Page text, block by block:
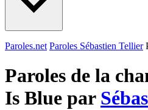
Paroles.net Paroles Sébastien Tellier
Paroles de la
Is Blue par